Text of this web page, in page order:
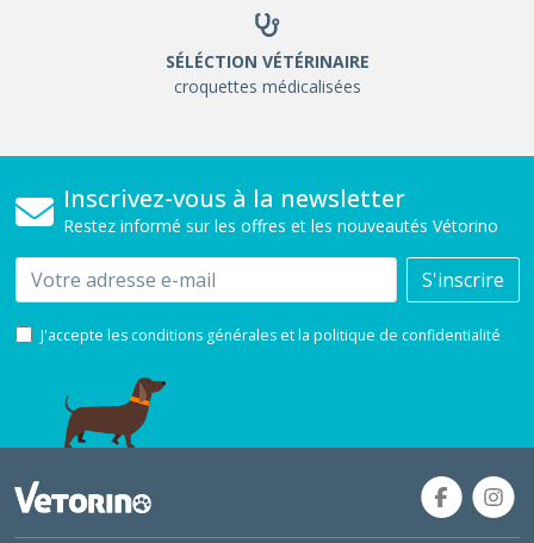
SÉLÉCTION VÉTÉRINAIRE
croquettes médicalisées
Inscrivez-vous à la newsletter
Restez informé sur les offres et les nouveautés Vétorino
Email S'inscrire
J'accepte les conditions générales et la politique de confidentialité